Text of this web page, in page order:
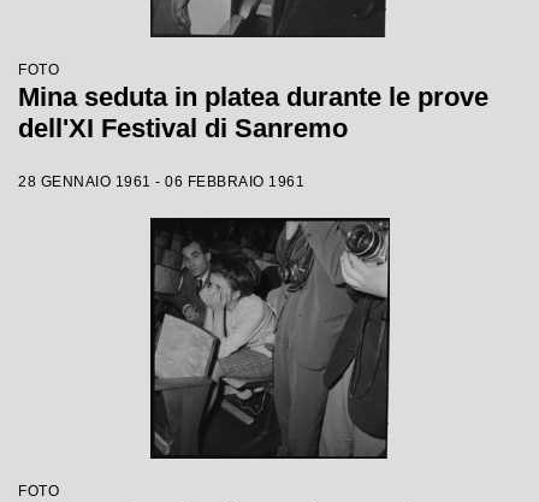
FOTO
Mina seduta in platea durante le prove
dell'XI Festival di Sanremo
28 GENNAIO 1961 - 06 FEBBRAIO 1961
FOTO